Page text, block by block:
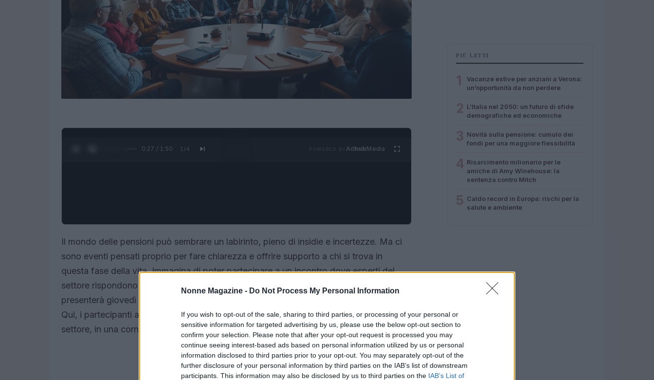
Nonne Magazine - Do Not Process My Personal Information
If you wish to opt-out of the sale, sharing to third parties, or processing of your personal or
sensitive information for targeted advertising by us, please use the below opt-out section to
confirm your selection. Please note that after your opt-out request is processed you may
continue seeing interest-based ads based on personal information utilized by us or personal
information disclosed to third parties prior to your opt-out. You may separately opt-out of the
further disclosure of your personal information by third parties on the IAB’s list of downstream
participants. This information may also be disclosed by us to third parties on the IAB’s List of
0:28 / 1:50 1 /4 AdhubMedia
Il mondo delle pensioni può sembrare un labirinto, pieno di insidie e incertezze. Ma ci
sono eventi pensati proprio per fare chiarezza e offrire supporto a chi si trova in
questa fase della vita. Immagina di poter partecipare a un incontro dove esperti del
settore rispondono a tutte le tue domande. Un’opportunità da non perdere si
presenterà giovedì 11 settembre 2025, presso il Palazzo Barbaran di Castelgomberto.
Qui, i partecipanti avranno l’occasione di interagire direttamente con professionisti del
settore, in una cornice accogliente e informativa.
PIÙ LETTI
Vacanze estive per anziani a Verona:
un’opportunità da non perdere
L’Italia nel 2050: un futuro di sfide
demografiche ed economiche
Novità sulla pensione: cumulo dei
fondi per una maggiore flessibilità
Risarcimento milionario per le
amiche di Amy Winehouse: la
sentenza contro Mitch
Caldo record in Europa: rischi per la
salute e ambiente